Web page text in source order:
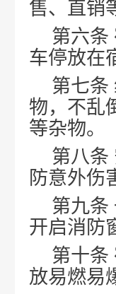
售、直销
第六条
车停放在
第七条
物，不乱
等杂物。
第八条
防意外伤
第九条
开启消防
第十条
放易燃易